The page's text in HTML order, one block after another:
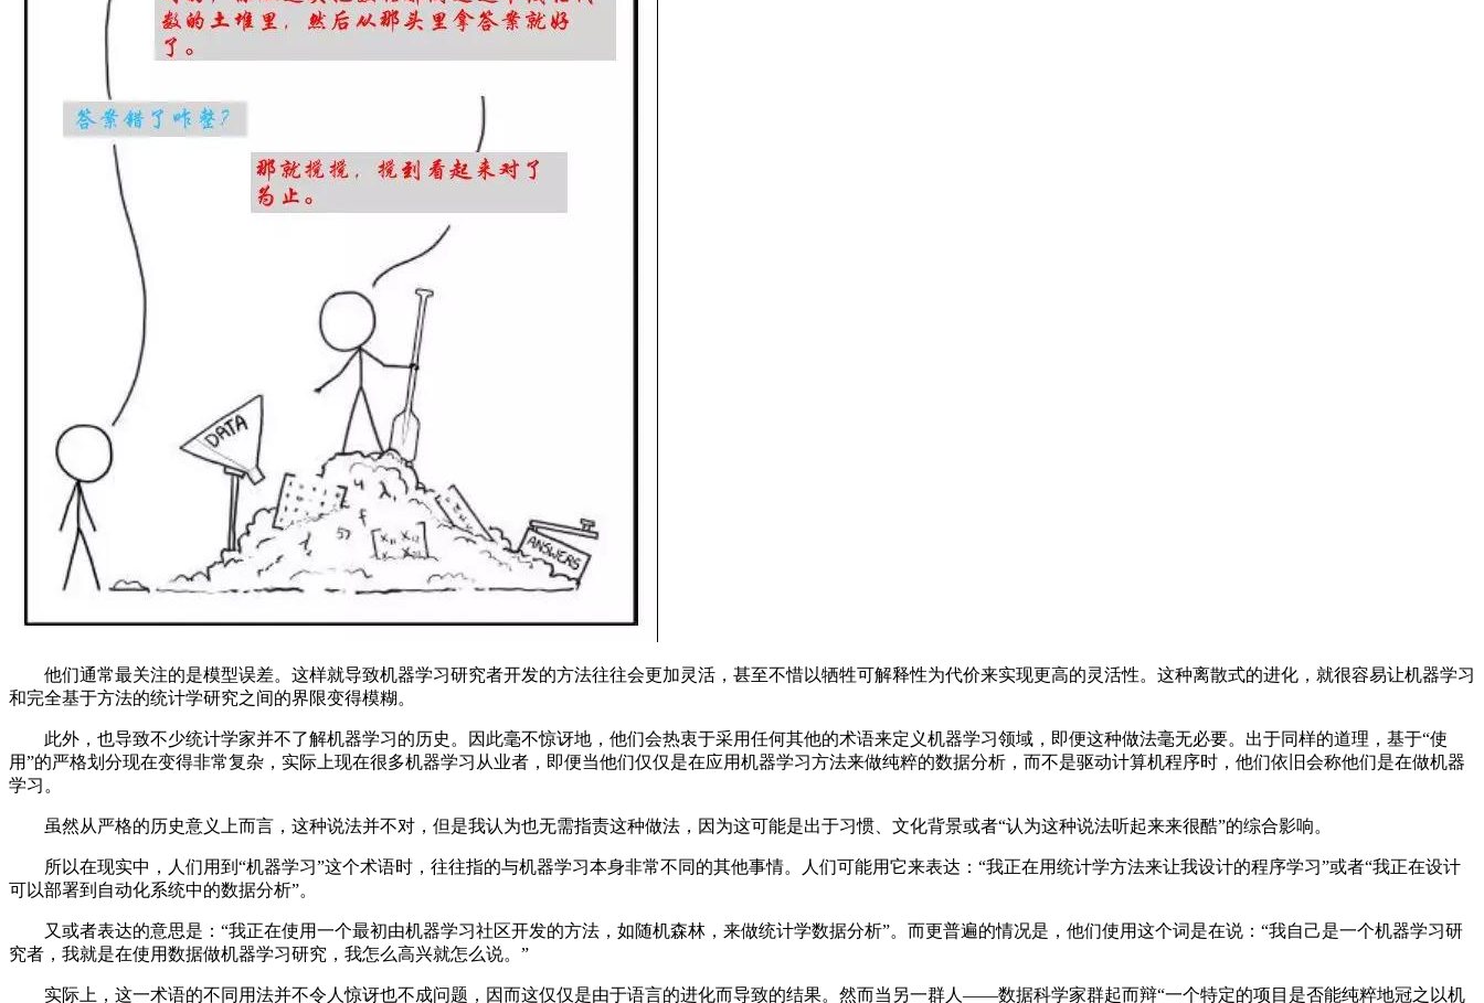
他们通常最关注的是模型误差。这样就导致机器学习研究者开发的方法往往会更加灵活，甚至不惜以牺牲可解释性为代价来实现更高的灵活性。这种离散式的进化，就很容易让机器学习
和完全基于方法的统计学研究之间的界限变得模糊。
此外，也导致不少统计学家并不了解机器学习的历史。因此毫不惊讶地，他们会热衷于采用任何其他的术语来定义机器学习领域，即便这种做法毫无必要。出于同样的道理，基于“使
用”的严格划分现在变得非常复杂，实际上现在很多机器学习从业者，即便当他们仅仅是在应用机器学习方法来做纯粹的数据分析，而不是驱动计算机程序时，他们依旧会称他们是在做机器
学习。
虽然从严格的历史意义上而言，这种说法并不对，但是我认为也无需指责这种做法，因为这可能是出于习惯、文化背景或者“认为这种说法听起来来很酷”的综合影响。
所以在现实中，人们用到“机器学习”这个术语时，往往指的与机器学习本身非常不同的其他事情。人们可能用它来表达：“我正在用统计学方法来让我设计的程序学习”或者“我正在设计
可以部署到自动化系统中的数据分析”。
又或者表达的意思是：“我正在使用一个最初由机器学习社区开发的方法，如随机森林，来做统计学数据分析”。而更普遍的情况是，他们使用这个词是在说：“我自己是一个机器学习研
究者，我就是在使用数据做机器学习研究，我怎么高兴就怎么说。”
实际上，这一术语的不同用法并不令人惊讶也不成问题，因而这仅仅是由于语言的进化而导致的结果。然而当另一群人——数据科学家群起而辩“一个特定的项目是否能纯粹地冠之以机